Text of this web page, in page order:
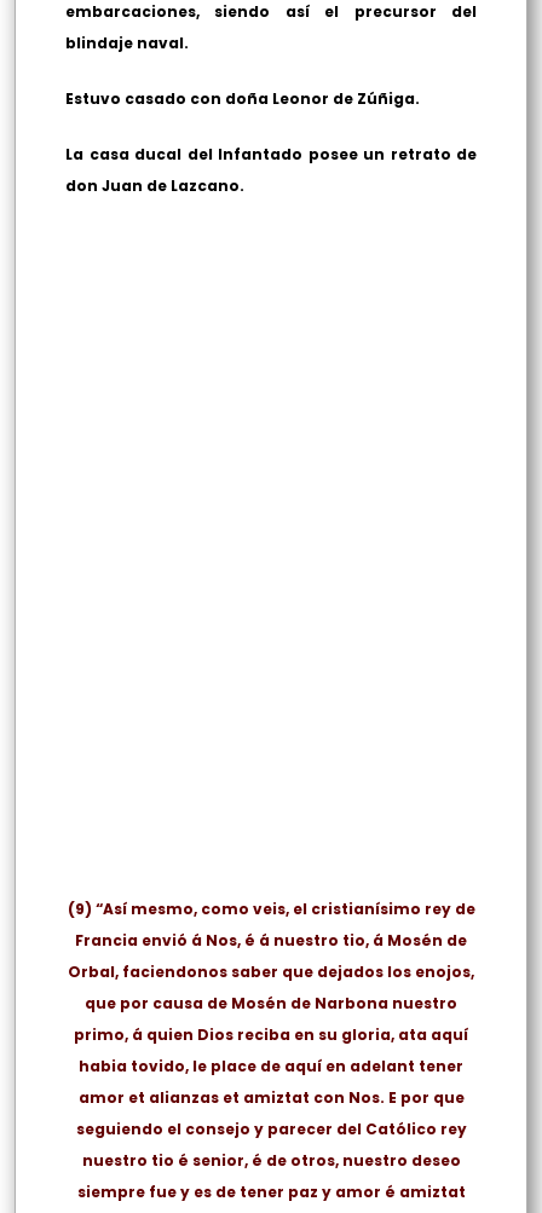
embarcaciones, siendo así el precursor del
blindaje naval.
Estuvo casado con doña Leonor de Zúñiga.
La casa ducal del Infantado posee un retrato de
don Juan de Lazcano.
(9) “Así mesmo, como veis, el cristianísimo rey de
Francia envió á Nos, é á nuestro tio, á Mosén de
Orbal, faciendonos saber que dejados los enojos,
que por causa de Mosén de Narbona nuestro
primo, á quien Dios reciba en su gloria, ata aquí
habia tovido, le place de aquí en adelant tener
amor et alianzas et amiztat con Nos. E por que
seguiendo el consejo y parecer del Católico rey
nuestro tio é senior, é de otros, nuestro deseo
siempre fue y es de tener paz y amor é amiztat